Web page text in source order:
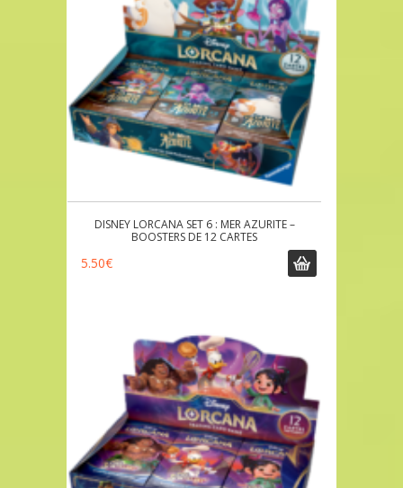
DISNEY LORCANA SET 6 : MER AZURITE –
BOOSTERS DE 12 CARTES
5.50€